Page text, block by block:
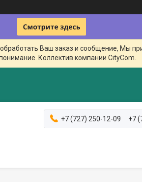
Ваш заказ и сообщение, Мы
Коллектив компании CityCom.
+7 (727) 250-12-09 +7